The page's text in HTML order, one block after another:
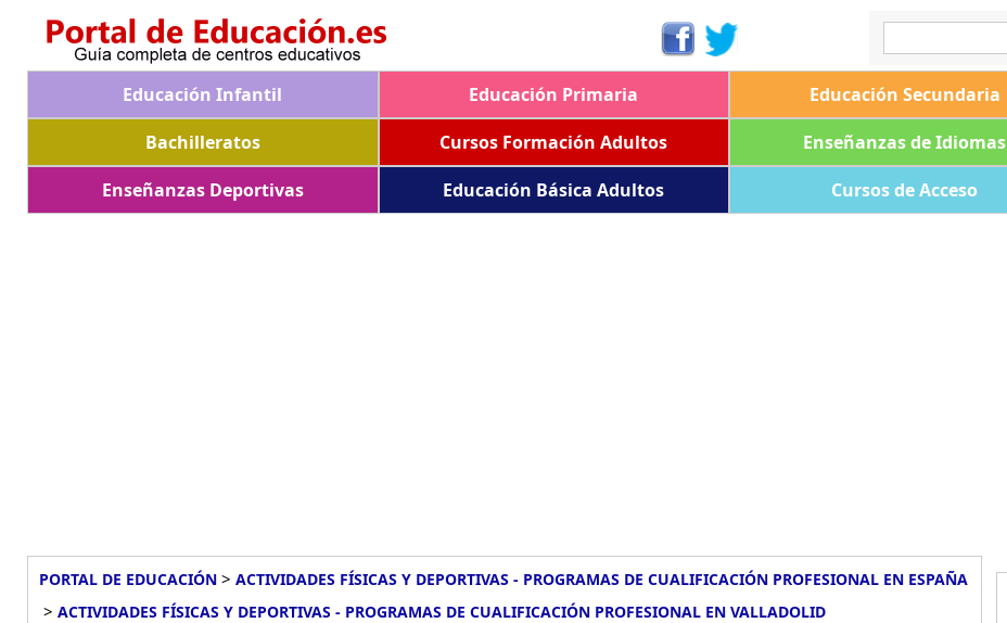
Educación Infantil Educación Primaria Educación Secundaria
Bachilleratos
Cursos Formación Adultos Enseñanzas de Idiomas
Enseñanzas Deportivas
Educación Básica Adultos Cursos de Acceso
PORTAL DE EDUCACIÓN > ACTIVIDADES FÍSICAS Y DEPORTIVAS - PROGRAMAS DE CUALIFICACIÓN PROFESIONAL EN ESPAÑA
> ACTIVIDADES FÍSICAS Y DEPORTIVAS - PROGRAMAS DE CUALIFICACIÓN PROFESIONAL EN VALLADOLID